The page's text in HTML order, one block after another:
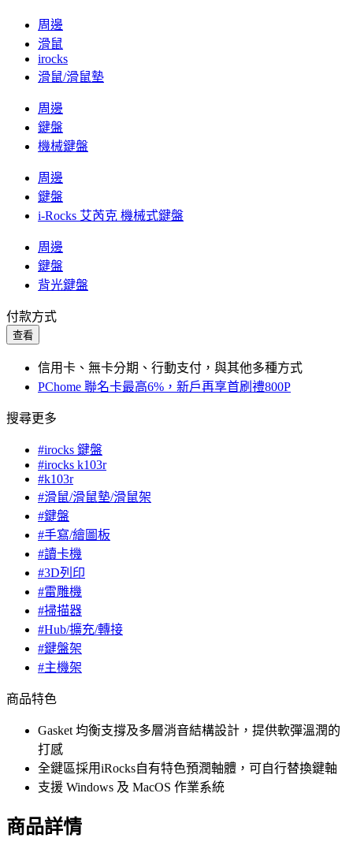
周邊
滑鼠
irocks
滑鼠/滑鼠墊
周邊
鍵盤
機械鍵盤
周邊
鍵盤
i-Rocks 艾芮克 機械式鍵盤
周邊
鍵盤
背光鍵盤
付款方式
查看
信用卡、無卡分期、行動支付，與其他多種方式
PChome 聯名卡最高6%，新戶再享首刷禮800P
搜尋更多
#irocks 鍵盤
#irocks k103r
#k103r
#滑鼠/滑鼠墊/滑鼠架
#鍵盤
#手寫/繪圖板
#讀卡機
#3D列印
#雷雕機
#掃描器
#Hub/擴充/轉接
#鍵盤架
#主機架
商品特色
Gasket 均衡支撐及多層消音結構設計，提供軟彈溫潤的
打感
全鍵區採用iRocks自有特色預潤軸體，可自行替換鍵軸
支援 Windows 及 MacOS 作業系統
商品詳情